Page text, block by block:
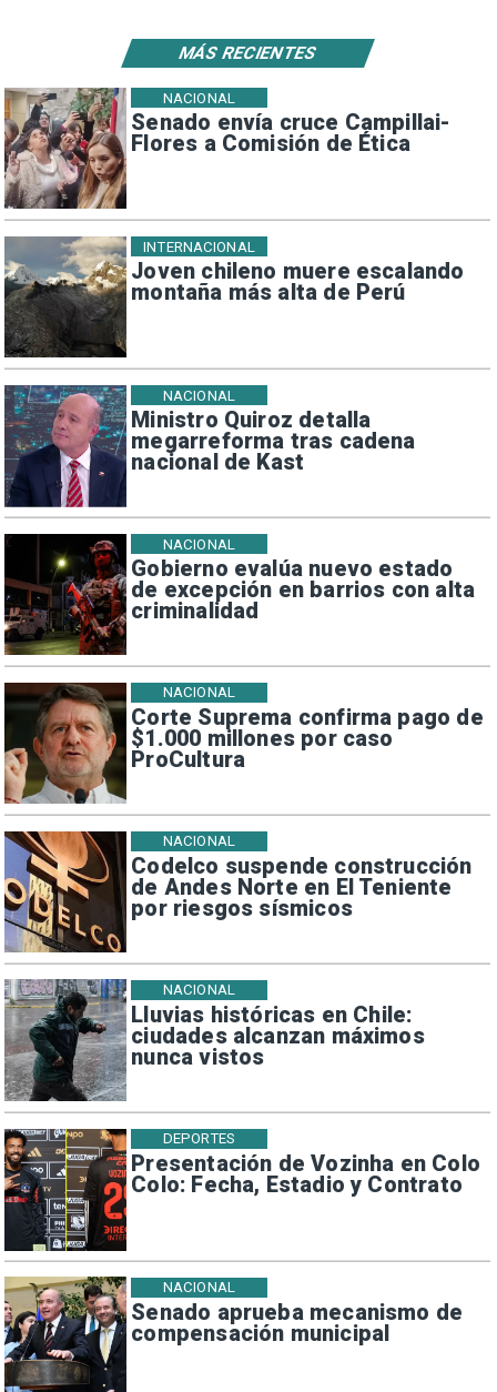
Senado envía cruce Campillai-
Flores a Comisión de Ética
NACIONAL
Joven chileno muere escalando
montaña más alta de Perú
INTERNACIONAL
Ministro Quiroz detalla
megarreforma tras cadena
nacional de Kast
NACIONAL
Gobierno evalúa nuevo estado
de excepción en barrios con alta
criminalidad
NACIONAL
Corte Suprema confirma pago de
$1.000 millones por caso
ProCultura
NACIONAL
Codelco suspende construcción
de Andes Norte en El Teniente
por riesgos sísmicos
NACIONAL
Lluvias históricas en Chile:
ciudades alcanzan máximos
nunca vistos
NACIONAL
Presentación de Vozinha en Colo
Colo: Fecha, Estadio y Contrato
DEPORTES
Senado aprueba mecanismo de
compensación municipal
NACIONAL
MÁS RECIENTES